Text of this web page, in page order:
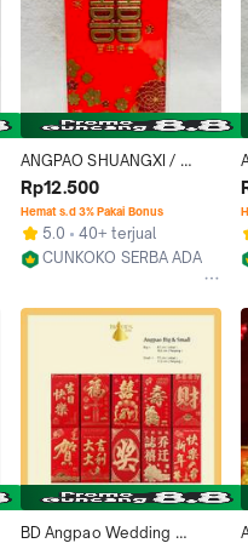
ANGPAO SHUANGXI /
ANGPAO WEDDING ( BESAR
) / 1 PACK ISI 6 LEMBAR (21)
Rp12.500
Hemat s.d 3% Pakai Bonus
5.0
40+ terjual
CUNKOKO SERBA ADA
BD Angpao Wedding